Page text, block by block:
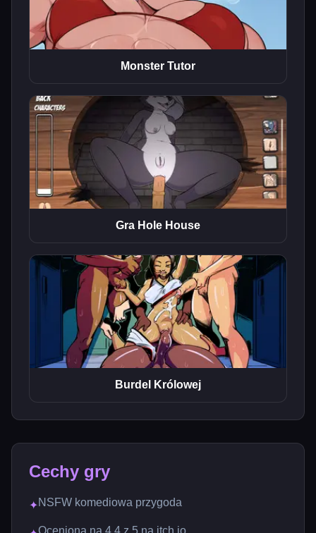
Monster Tutor
Gra Hole House
Burdel Królowej
Cechy gry
✦NSFW komediowa przygoda
Oceniona na 4.4 z 5 na itch.io